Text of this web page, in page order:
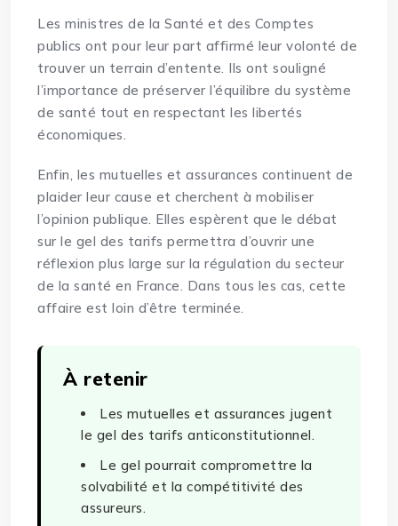
Les ministres de la Santé et des Comptes
publics ont pour leur part affirmé leur volonté de
trouver un terrain d’entente. Ils ont souligné
l’importance de préserver l’équilibre du système
de santé tout en respectant les libertés
économiques.
Enfin, les mutuelles et assurances continuent de
plaider leur cause et cherchent à mobiliser
l’opinion publique. Elles espèrent que le débat
sur le gel des tarifs permettra d’ouvrir une
réflexion plus large sur la régulation du secteur
de la santé en France. Dans tous les cas, cette
affaire est loin d’être terminée.
À retenir
Les mutuelles et assurances jugent
le gel des tarifs anticonstitutionnel.
Le gel pourrait compromettre la
solvabilité et la compétitivité des
assureurs.